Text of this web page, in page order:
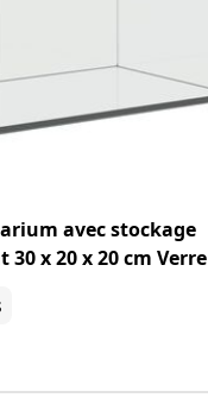
avec stockage
30 x 20 x 20 cm Verre